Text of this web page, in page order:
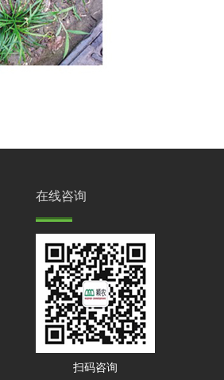
在线咨询
扫码咨询